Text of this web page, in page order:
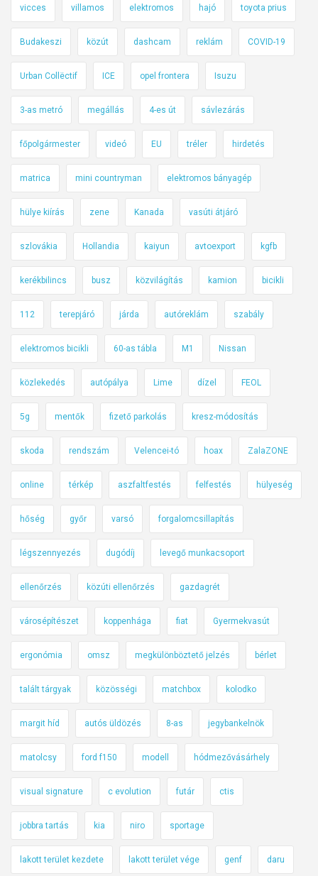
vicces villamos elektromos hajó toyota prius
Budakeszi közút dashcam reklám COVID-19
Urban Collëctif ICE opel frontera Isuzu
3-as metró megállás 4-es út sávlezárás
főpolgármester videó EU tréler hirdetés
matrica mini countryman elektromos bányagép
hülye kiírás zene Kanada vasúti átjáró
szlovákia Hollandia kaiyun avtoexport kgfb
kerékbilincs busz közvilágítás kamion bicikli
112 terepjáró járda autóreklám szabály
elektromos bicikli 60-as tábla M1 Nissan
közlekedés autópálya Lime dízel FEOL
5g mentők fizető parkolás kresz-módosítás
skoda rendszám Velencei-tó hoax ZalaZONE
online térkép aszfaltfestés felfestés hülyeség
hőség győr varsó forgalomcsillapítás
légszennyezés dugódíj levegő munkacsoport
ellenőrzés közúti ellenőrzés gazdagrét
városépítészet koppenhága fiat Gyermekvasút
ergonómia omsz megkülönböztető jelzés bérlet
talált tárgyak közösségi matchbox kolodko
margit híd autós üldözés 8-as jegybankelnök
matolcsy ford f150 modell hódmezővásárhely
visual signature c evolution futár ctis
jobbra tartás kia niro sportage
lakott terület kezdete lakott terület vége genf daru